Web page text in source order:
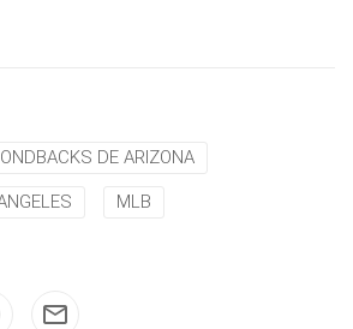
DE ARIZONA
MLB